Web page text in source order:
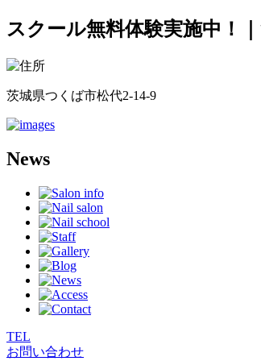
スクール無料体験実施中！
茨城県つくば市松代2-14-9
News
TEL
お問い合わせ